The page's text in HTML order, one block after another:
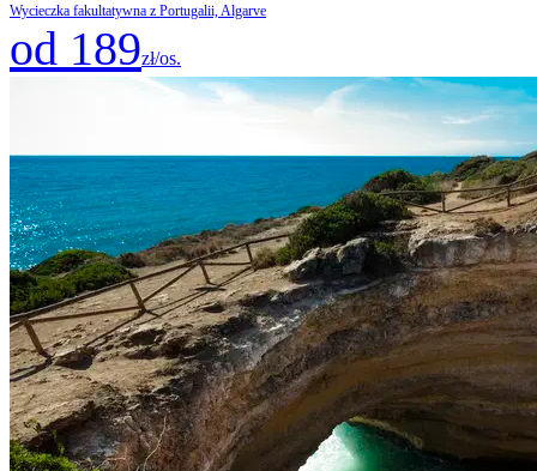
Wycieczka fakultatywna z Portugalii, Algarve
od 189zł/os.